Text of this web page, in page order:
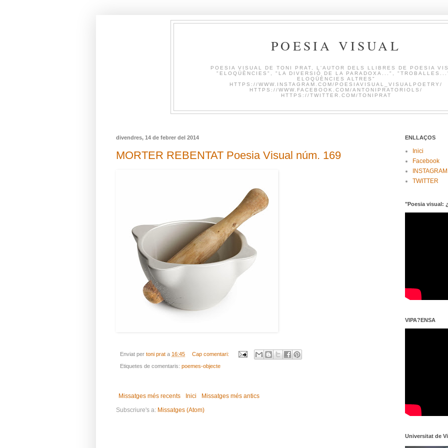
POESIA VISUAL
POESIA VISUAL DE TONI PRAT, L'AUTOR DELS LLIBRES DE POESIA
"ELOQÜÈNCIES", "LA DIVERSIÓ DE LA PARADOXA...",
ELOQÜÈNCIES ALTRES"
HTTPS://WWW.INSTAGRAM.COM/POESIAVISUAL_VISUALPOETRY/
HTTPS://WWW.FACEBOOK.COM/ANTONIPRATORIOLS/
HTTPS://TWITTER.COM/TONIPRAT
divendres, 14 de febrer del 2014
MORTER REBENTAT Poesia Visual núm. 169
Enviat per toni prat a 16:45 Cap comentari:
Etiquetes de comentaris: poemes-objecte
Missatges més recents Missatges més antics
Inici
Subscriure's a: Missatges (Atom)
ENLLAÇOS
Inici
Facebook
INSTAGRAM
TWITTER
"Poesia visual:
VIPA?ENSA
Universitat de